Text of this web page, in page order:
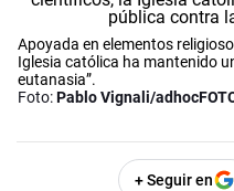
Apoyada en elementos
Iglesia católica ha mantenido
eutanasia”.
Foto:Pablo Vignali/
+ Seguir en